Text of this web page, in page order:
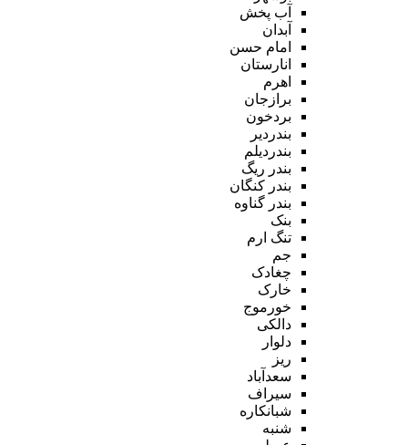
آب پخش
آبدان
امام حسن
انارستان
اهرم
برازجان
بردخون
بندردیر
بندردیلم
بندر ریگ
بندر کنگان
بندر گناوه
بنک
تنگ ارم
جم
چغادک
خارک
خورموج
دالکی
دلوار
ریز
سعدآباد
سیراف
شبانکاره
شنبه